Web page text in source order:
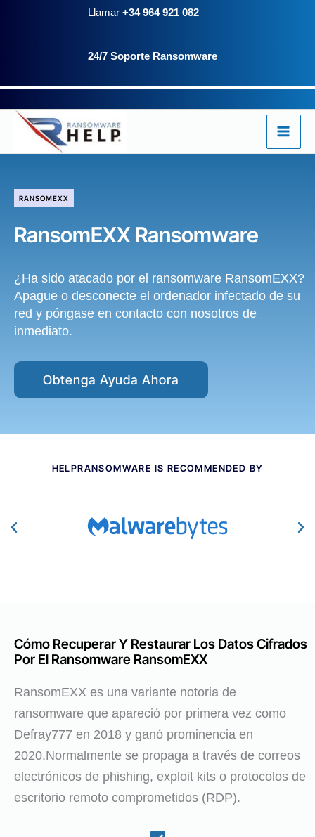
Llamar +34 964 921 082
24/7 Soporte Ransomware
RANSOMEXX
RansomEXX Ransomware
¿Ha sido atacado por el ransomware RansomEXX?
Apague o desconecte el ordenador infectado de su
red y póngase en contacto con nosotros de
inmediato.
Obtenga Ayuda Ahora
HELPRANSOMWARE IS RECOMMENDED BY
Cómo Recuperar Y Restaurar Los Datos Cifrados
Por El Ransomware RansomEXX
RansomEXX es una variante notoria de
ransomware que apareció por primera vez como
Defray777 en 2018 y ganó prominencia en
2020.Normalmente se propaga a través de correos
electrónicos de phishing, exploit kits o protocolos de
escritorio remoto comprometidos (RDP).